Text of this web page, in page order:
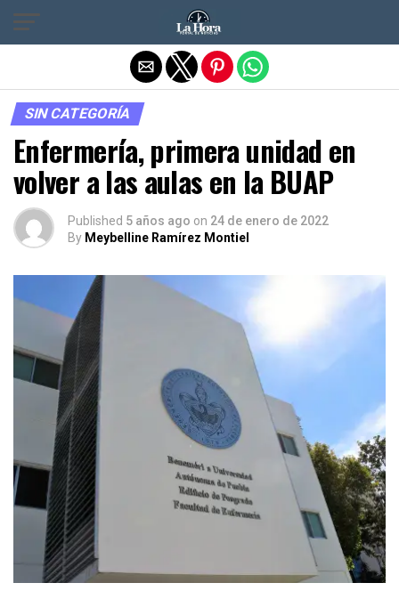
SIN CATEGORÍA
Enfermería, primera unidad en
volver a las aulas en la BUAP
Published 5 años ago on 24 de enero de 2022
By Meybelline Ramírez Montiel
Salir de la versión móvil